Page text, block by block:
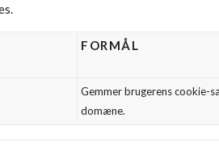
FORMÅL
Gemmer brugerens cookie-
domæne.